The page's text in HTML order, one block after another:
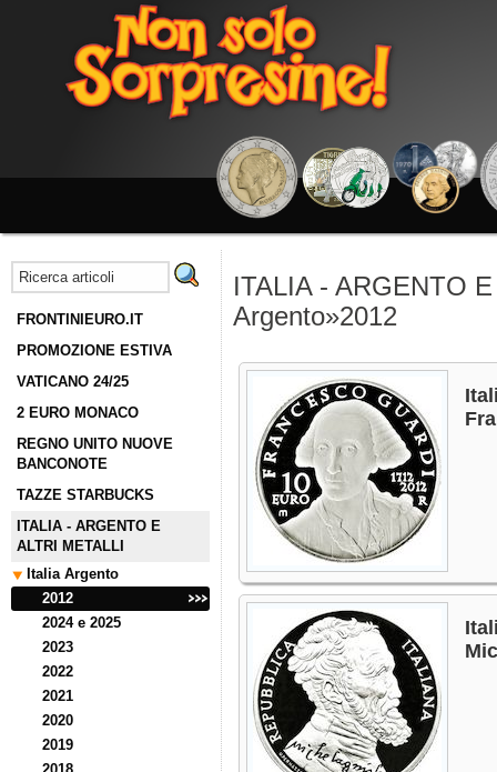
FRONTINIEURO.IT
PROMOZIONE ESTIVA
VATICANO 24/25
2 EURO MONACO
REGNO UNITO NUOVE
BANCONOTE
TAZZE STARBUCKS
ITALIA - ARGENTO E
ALTRI METALLI
Italia Argento
2012
2024 e 2025
2023
2022
2021
2020
2019
ITALIA - ARGENTO
Argento»2012